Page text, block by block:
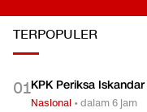
TERPOPULER
01KPK Periksa
Nasional •dalam 6 jam